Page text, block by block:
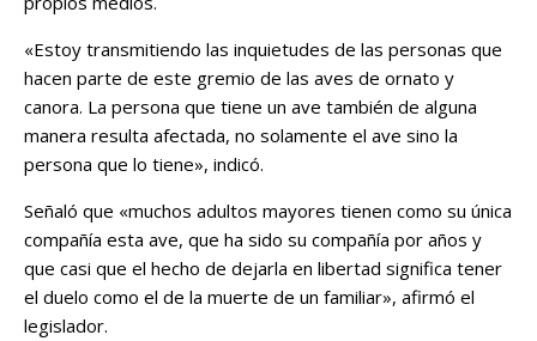
«Estoy transmitiendo las inquietudes de las personas que
hacen parte de este gremio de las aves de ornato y
canora. La persona que tiene un ave también de alguna
manera resulta afectada, no solamente el ave sino la
persona que lo tiene», indicó.
Señaló que «muchos adultos mayores tienen como su única
compañía esta ave, que ha sido su compañía por años y
que casi que el hecho de dejarla en libertad significa tener
el duelo como el de la muerte de un familiar», afirmó el
legislador.